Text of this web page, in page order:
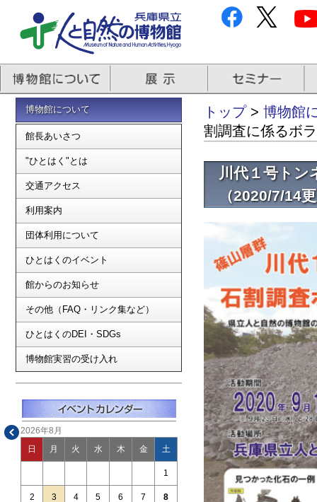
博物館について
館長あいさつ
"ひとはく"とは
交通アクセス
利用案内
団体利用について
ひとはくのイベント
館からのお知らせ
その他（FAQ・リンク集など）
ひとはくのDEI・SDGs
博物館実習の受け入れ
2026年8月
日 月 火 水 木 金 土
1
2 3 4 5 6 7 8
トップ> 博物館
割調査に係るボ
川代１号トン
（2020/7/14